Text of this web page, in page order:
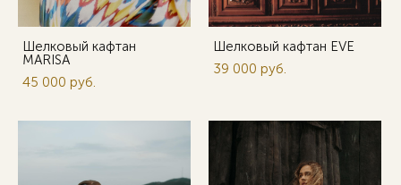
Шелковый кафтан
MARISA
45 000 pуб.
Шелковый кафтан EVE
39 000 pуб.